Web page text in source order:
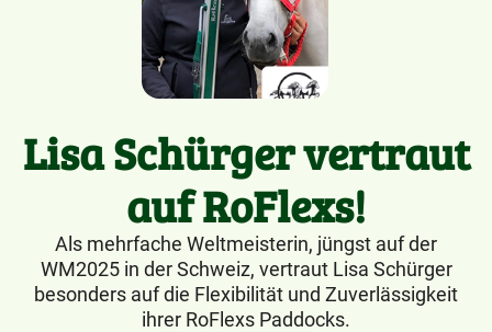
Als mehrfache Weltmeisterin, jüngst auf der
WM2025 in der Schweiz, vertraut Lisa Schürger
besonders auf die Flexibilität und Zuverlässigkeit
ihrer RoFlexs Paddocks.
Lisa Schürger vertraut
auf RoFlexs!